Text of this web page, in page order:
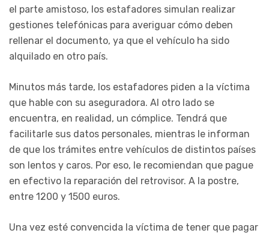
el parte amistoso, los estafadores simulan realizar
gestiones telefónicas para averiguar cómo deben
rellenar el documento, ya que el vehículo ha sido
alquilado en otro país.
Minutos más tarde, los estafadores piden a la víctima
que hable con su aseguradora. Al otro lado se
encuentra, en realidad, un cómplice. Tendrá que
facilitarle sus datos personales, mientras le informan
de que los trámites entre vehículos de distintos países
son lentos y caros. Por eso, le recomiendan que pague
en efectivo la reparación del retrovisor. A la postre,
entre 1200 y 1500 euros.
Una vez esté convencida la víctima de tener que pagar